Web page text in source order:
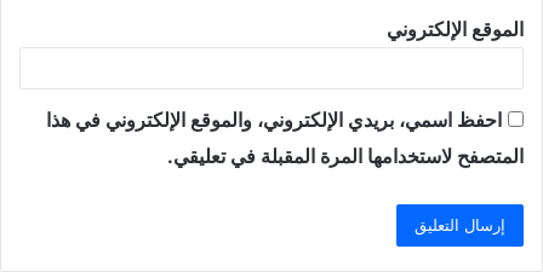
الموقع الإلكتروني
احفظ اسمي، بريدي الإلكتروني، والموقع الإلكتروني في هذا
المتصفح لاستخدامها المرة المقبلة في تعليقي.